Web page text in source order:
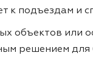
к подъездам и
объектов или
решением для